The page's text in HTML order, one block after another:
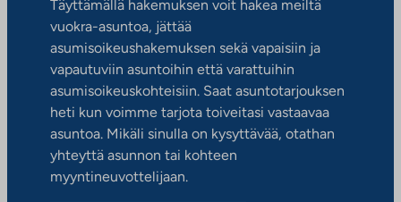
Täyttämällä hakemuksen voit hakea meiltä
vuokra-asuntoa, jättää
asumisoikeushakemuksen sekä vapaisiin ja
vapautuviin asuntoihin että varattuihin
asumisoikeuskohteisiin. Saat asuntotarjouksen
heti kun voimme tarjota toiveitasi vastaavaa
asuntoa. Mikäli sinulla on kysyttävää, otathan
yhteyttä asunnon tai kohteen
myyntineuvottelijaan.